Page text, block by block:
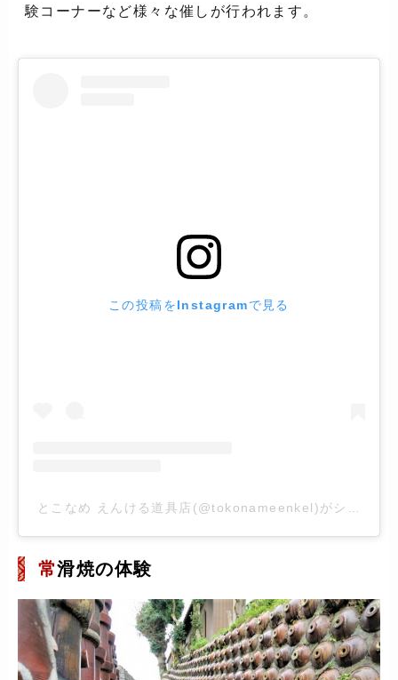
験コーナーなど様々な催しが行われます。
この投稿をInstagramで見る
とこなめ えんける道具店(@tokonameenkel)がシェアし
常滑焼の体験